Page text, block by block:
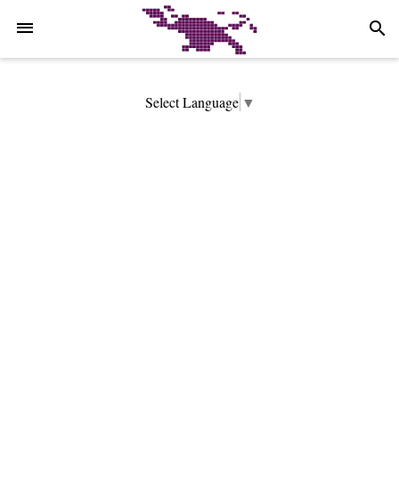
search
Select Language ▼